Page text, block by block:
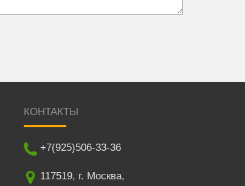
КОНТАКТЫ
+7(925)506-33-36
117519, г. Москва,